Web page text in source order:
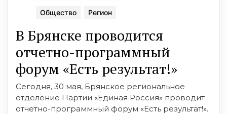
Общество Регион
В Брянске проводится
отчетно-программный
форум «Есть результат!»
Сегодня, 30 мая, Брянское региональное
отделение Партии «Единая Россия» проводит
отчетно-программный форум «Есть результат!».